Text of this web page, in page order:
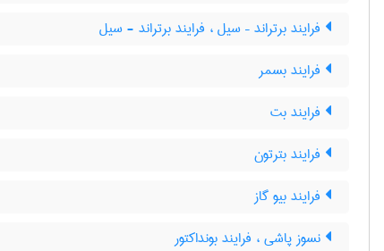
فرایند برتراند – سیل ، فرایند برتراند - سیل
فرایند بسمر
فرایند بت
فرایند بترتون
فرایند بیو گاز
نسوز پاشی ، فرایند بونداکتور